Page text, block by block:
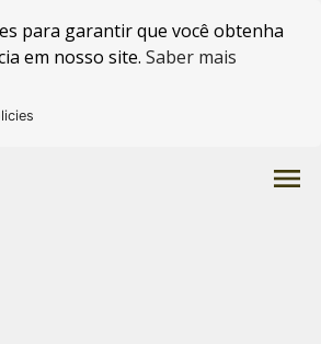
para garantir que você obtenha
em nosso site. Saber mais
menu